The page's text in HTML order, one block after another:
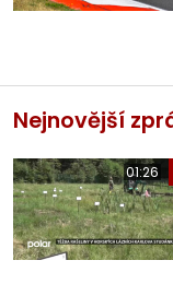
Nejnovější
01:26